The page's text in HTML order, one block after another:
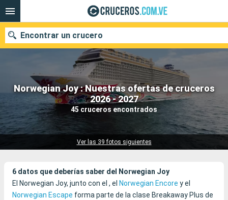
Norwegian Joy : Nuestras ofertas de cruceros
2026 - 2027
45 cruceros encontrados
Ver las 39 fotos siguientes
Encontrar un crucero
Nuestros destinos
Fecha de salida
6 datos que deberías saber del Norwegian Joy
El Norwegian Joy, junto con el , el Norwegian Encore y el
Norwegian Escape forma parte de la clase Breakaway Plus de